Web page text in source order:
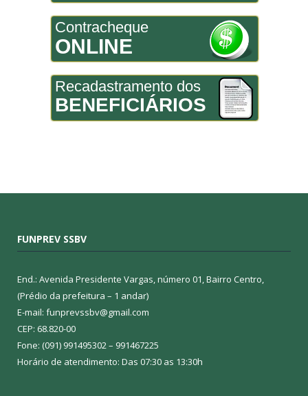
Contracheque
ONLINE
Recadastramento dos
BENEFICIÁRIOS
FUNPREV SSBV
End.: Avenida Presidente Vargas, número 01, Bairro Centro,
(Prédio da prefeitura – 1 andar)
E-mail: funprevssbv@gmail.com
CEP: 68.820-00
Fone: (091) 991495302 – 991467225
Horário de atendimento: Das 07:30 as 13:30h